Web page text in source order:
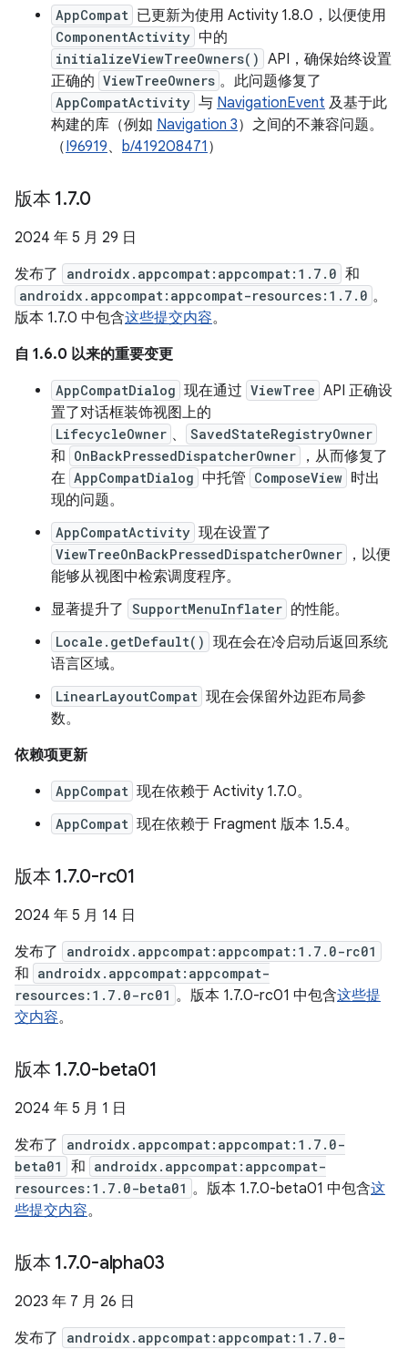
AppCompat 已更新为使用 Activity 1.8.0，以便使用
ComponentActivity 中的
initializeViewTreeOwners() API，确保始终设置
正确的 ViewTreeOwners 。此问题修复了
AppCompatActivity 与 NavigationEvent 及基于此
构建的库（例如 Navigation 3）之间的不兼容问题。
（I96919、 b/419208471 ）
版本 1.7.0
2024 年 5 月 29 日
发布了
androidx.appcompat:appcompat:1.7.0 和
androidx.appcompat:appcompat-resources:1.7.0 。
版本 1.7.0 中包含这些提交内容。
自 1.6.0 以来的重要变更
AppCompatDialog 现在通过 ViewTree API 正确设
置了对话框装饰视图上的
LifecycleOwner 、 SavedStateRegistryOwner
和 OnBackPressedDispatcherOwner
，从而修复了
在 AppCompatDialog 中托管 ComposeView 时出
现的问题。
AppCompatActivity 现在设置了
ViewTreeOnBackPressedDispatcherOwner
，以便
能够从视图中检索调度程序。
显著提升了 SupportMenuInflater 的性能。
Locale.getDefault() 现在会在冷启动后返回系统
语言区域。
LinearLayoutCompat 现在会保留外边距布局参
数。
依赖项更新
AppCompat 现在依赖于 Activity 1.7.0。
AppCompat 现在依赖于 Fragment 版本 1.5.4。
版本 1.7.0-rc01
2024 年 5 月 14 日
发布了
androidx.appcompat:appcompat:1.7.0-rc01
和 androidx.appcompat:appcompat-
resources:1.7.0-rc01 。版本 1.7.0-rc01 中包含这些提
交内容。
版本 1.7.0-beta01
2024 年 5 月 1 日
发布了
androidx.appcompat:appcompat:1.7.0-
beta01
和 androidx.appcompat:appcompat-
resources:1.7.0-beta01 。版本 1.7.0-beta01 中包含这
些提交内容。
版本 1.7.0-alpha03
2023 年 7 月 26 日
发布了
androidx.appcompat:appcompat:1.7.0-